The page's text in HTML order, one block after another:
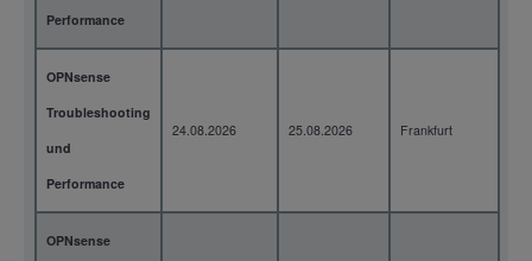
Performance
OPNsense
Troubleshooting
und
Performance
24.08.2026 25.08.2026 Frankfurt
OPNsense